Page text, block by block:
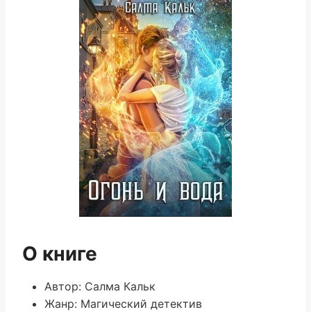
О книге
Автор: Салма Кальк
Жанр: Магический детектив